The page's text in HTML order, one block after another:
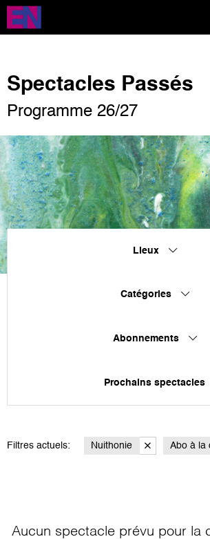
Aller
contenu
Spectacles Passés
Programme 26/27
Lieux
Catégories
Abonnements
Prochains spectacles
Filtres actuels: Nuithonie Abo à la
Aucun spectacle prévu pour la